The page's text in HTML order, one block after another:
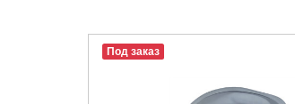
Под заказ